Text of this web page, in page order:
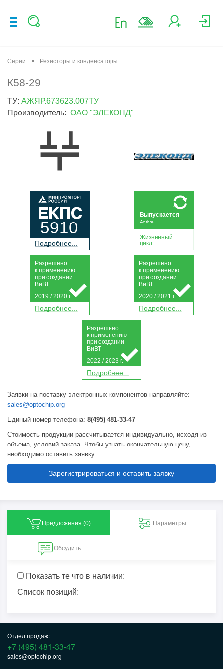
Серии Резисторы и конденсаторы
К58-29
ТУ: АЖЯР.673623.007ТУ
Производитель: ОАО "ЭЛЕКОНД"
Подробнее...
5910
Жизненный
цикл
Active
Выпускается
Подробнее...
Разрешено
к применению
присоздании
Ви ВТ
2019 / 2020 г.
Подробнее...
Разрешено
к применению
присоздании
Ви ВТ
2020 / 2021 г.
Подробнее...
Разрешено
к применению
присоздании
Ви ВТ
2022 / 2023 г.
Заявки на поставку электронных компонентов направляйте:
sales@optochip.org
Единый номер телефона: 8(495) 481-33-47
Стоимость продукции рассчитывается индивидуально, исходя из
объема, условий заказа. Чтобы узнать окончательную цену,
необходимо оставить заявку
Зарегистрироваться и оставить заявку
Предложения (0) Параметры
Обсудить
Показать те что в наличии:
Список позиций:
Отдел продаж:
+7 (495) 481-33-47
sales@optochip.org